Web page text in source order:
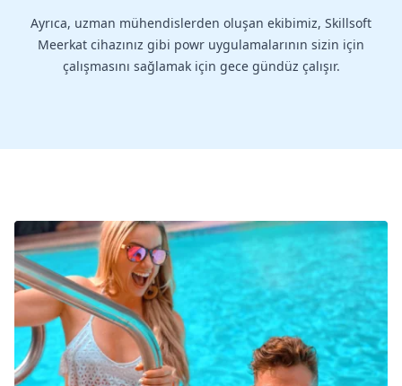
Ayrıca, uzman mühendislerden oluşan ekibimiz, Skillsoft
Meerkat cihazınız gibi powr uygulamalarının sizin için
çalışmasını sağlamak için gece gündüz çalışır.